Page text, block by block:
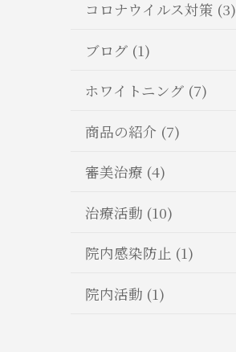
コロナウイルス対策 (3)
ブログ (1)
ホワイトニング (7)
商品の紹介 (7)
審美治療 (4)
治療活動 (10)
院内感染防止 (1)
院内活動 (1)